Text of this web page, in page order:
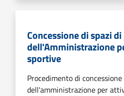
Concessione di spazi
dell'Amministrazione
sportive
Procedimento di
dell'amministrazione per